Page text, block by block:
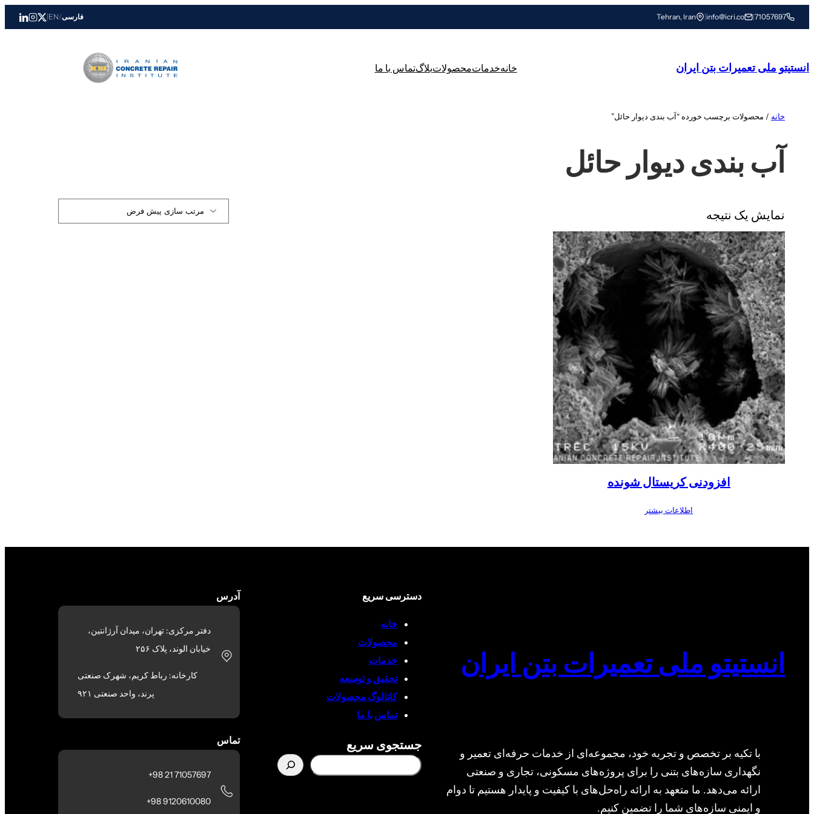
رفتن
به
71057697
|
info@icri.co
|
Tehran, Iran فارسی/
EN
|
انستیتو ملی تعمیرات بتن ایران خانهخدماتمحصولاتبلاگتماس با ما
خانه / محصولات برچسب خورده “آب بندی دیوار حائل”
آب بندی دیوار حائل
نمایش یک نتیجه
افزودنی کریستال شونده
اطلاعات بیشتر
انستیتو ملی تعمیرات بتن ایران
با تکیه بر تخصص و تجربه خود، مجموعه‌ای از خدمات حرفه‌ای تعمیر و
نگهداری سازه‌های بتنی را برای پروژه‌های مسکونی، تجاری و صنعتی
ارائه می‌دهد. ما متعهد به ارائه راه‌حل‌های با کیفیت و پایدار هستیم تا دوام
و ایمنی سازه‌های شما را تضمین کنیم.
دسترسی سریع
خانه
محصولات
خدمات
تحقیق و توسعه
کاتالوگ محصولات
تماس با ما
جستجوی سریع
آدرس
دفتر مرکزی: تهران، میدان آرژانتین،
خیابان الوند، پلاک ۲۵۶
کارخانه: رباط کریم، شهرک صنعتی
پرند، واحد صنعتی ۹۲۱
تماس
71057697 21 98+
9120610080 98+